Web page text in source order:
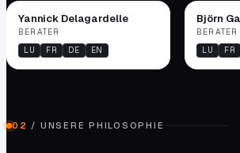
Yannick Delagardelle
BERATER
LU
FR DE EN
Björn
BERATER
LU
FR
02 / UNSERE PHILOSOPHIE